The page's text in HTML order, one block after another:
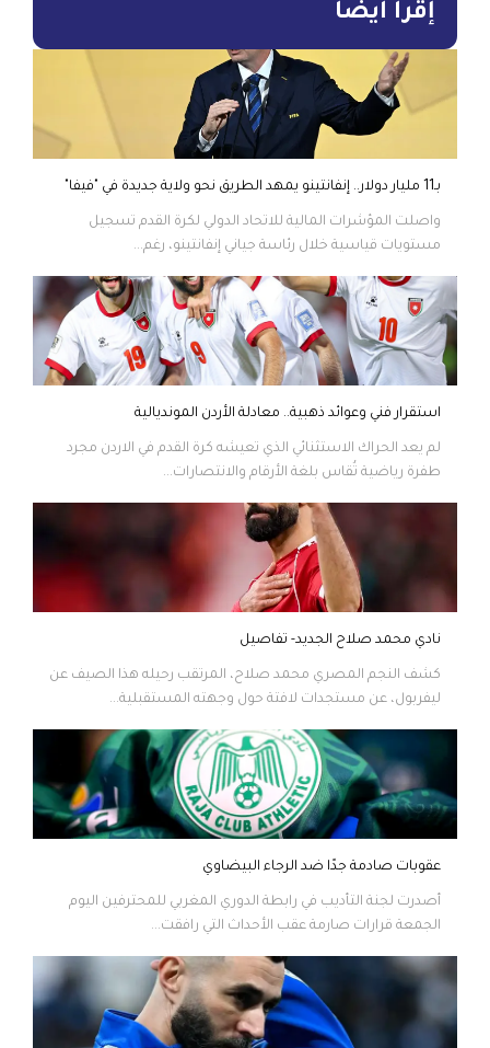
إقرأ أيضاً
بـ11 مليار دولار.. إنفانتينو يمهد الطريق نحو ولاية جديدة في "فيفا"
واصلت المؤشرات المالية للاتحاد الدولي لكرة القدم تسجيل
مستويات قياسية خلال رئاسة جياني إنفانتينو، رغم...
استقرار فني وعوائد ذهبية.. معادلة الأردن المونديالية
لم يعد الحراك الاستثنائي الذي تعيشه كرة القدم في الاردن مجرد
طفرة رياضية تُقاس بلغة الأرقام والانتصارات...
نادي محمد صلاح الجديد- تفاصيل
كشف النجم المصري محمد صلاح، المرتقب رحيله هذا الصيف عن
ليفربول، عن مستجدات لافتة حول وجهته المستقبلية...
عقوبات صادمة جدًا ضد الرجاء البيضاوي
أصدرت لجنة التأديب في رابطة الدوري المغربي للمحترفين اليوم
الجمعة قرارات صارمة عقب الأحداث التي رافقت...